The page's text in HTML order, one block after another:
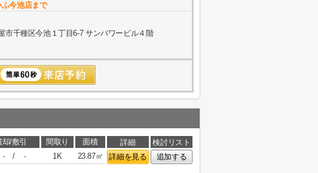
今池店まで
市千種区今池１丁目6-7 サンパワービル４階
/敷引 間取り 面積 詳細
検討リスト
- / - 1K 23.87㎡ 詳細を見る 追加する